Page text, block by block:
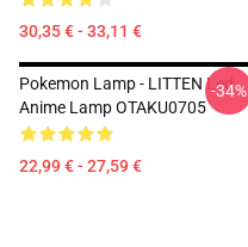
30,35 € - 33,11 €
Pokemon Lamp - LITTEN Led
Anime Lamp OTAKU0705
22,99 € - 27,59 €
-34%